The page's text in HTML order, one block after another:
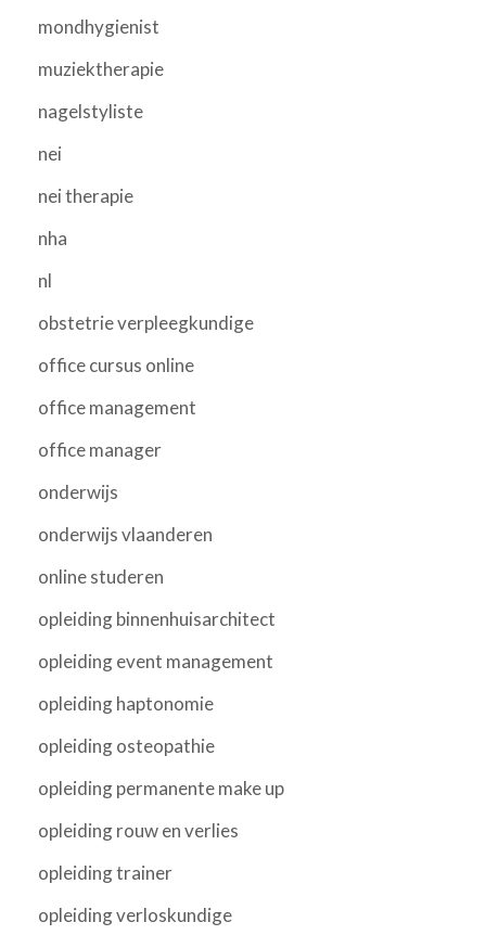
mondhygienist
muziektherapie
nagelstyliste
nei
nei therapie
nha
nl
obstetrie verpleegkundige
office cursus online
office management
office manager
onderwijs
onderwijs vlaanderen
online studeren
opleiding binnenhuisarchitect
opleiding event management
opleiding haptonomie
opleiding osteopathie
opleiding permanente make up
opleiding rouw en verlies
opleiding trainer
opleiding verloskundige